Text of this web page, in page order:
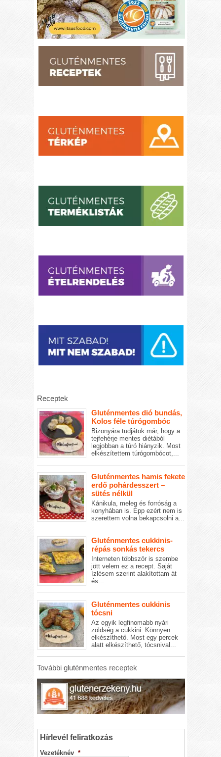
Receptek
Gluténmentes dió bundás,
Kolos féle túrógombóc
Bizonyára tudjátok már, hogy a
tejfehérje mentes diétából
legjobban a túró hiányzik. Most
elkészítettem túrógombócot,...
Gluténmentes hamis fekete
erdő pohárdesszert –
sütés nélkül
Kánikula, meleg és forróság a
konyhában is. Épp ezért nem is
szerettem volna bekapcsolni a...
Gluténmentes cukkinis-
répás sonkás tekercs
Interneten többször is szembe
jött velem ez a recept. Saját
ízlésem szerint alakítottam át
és...
Gluténmentes cukkinis
tócsni
Az egyik legfinomabb nyári
zöldség a cukkini. Könnyen
elkészíthető. Most egy percek
alatt elkészíthető, tócsnival...
További gluténmentes receptek
Hírlevél feliratkozás
Vezetéknév *